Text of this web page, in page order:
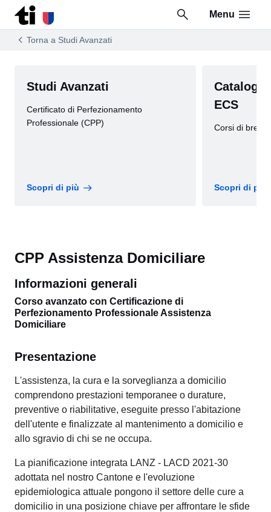
Vai al contenuto della pagina
Vai al piè di pagina
Menu
Torna a Studi Avanzati
Studi Avanzati
Certificato di Perfezionamento
Professionale (CPP)
Scopri di più
Catalogo
ECS
Corsi di breve
Scopri di più
CPP Assistenza Domiciliare
Informazioni generali
Corso avanzato con Certificazione di
Perfezionamento Professionale Assistenza
Domiciliare
Presentazione
L'assistenza, la cura e la sorveglianza a domicilio
comprendono prestazioni temporanee o durature,
preventive o riabilitative, eseguite presso l'abitazione
dell'utente e finalizzate al mantenimento a domicilio e
allo sgravio di chi se ne occupa.
La pianificazione integrata LANZ - LACD 2021-30
adottata nel nostro Cantone e l'evoluzione
epidemiologica attuale pongono il settore delle cure a
domicilio in una posizione chiave per affrontare le sfide